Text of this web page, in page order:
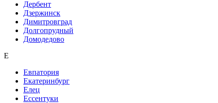
Дербент
Дзержинск
Димитровград
Долгопрудный
Домодедово
Е
Евпатория
Екатеринбург
Елец
Ессентуки